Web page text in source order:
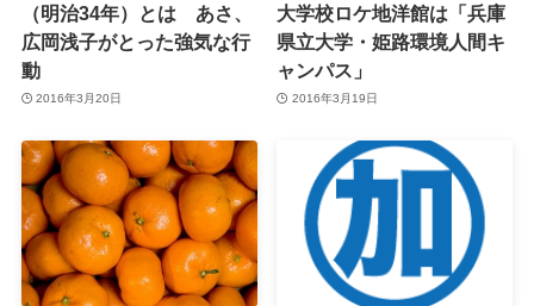
（明治34年）とは あさ、
広岡浅子がとった強気な行
動
2016年3月20日
大学校ロケ地洋館は「兵庫
県立大学・姫路環境人間キ
ャンパス」
2016年3月19日